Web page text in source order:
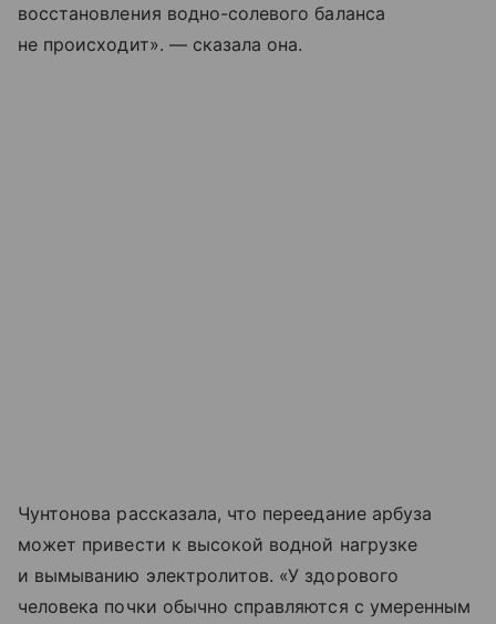
восстановления водно-солевого баланса
не происходит». — сказала она.
Чунтонова рассказала, что переедание арбуза
может привести к высокой водной нагрузке
и вымыванию электролитов. «У здорового
человека почки обычно справляются с умеренным